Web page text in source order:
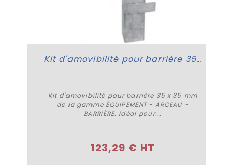
Kit d'amovibilité pour barrière 35 x 35 mm
Kit d'amovibilité pour barrière 35 x 35 mm
de la gamme ÉQUIPEMENT - ARCEAU -
BARRIÈRE. Idéal pour...
123,29 € HT